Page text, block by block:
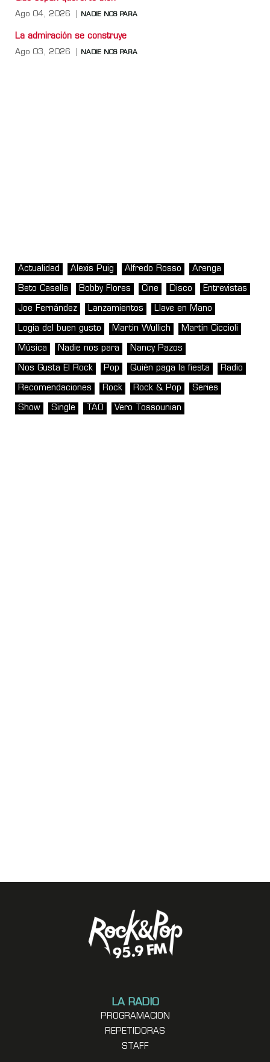
Ago 04, 2026 NADIE NOS PARA
La admiración se construye
Ago 03, 2026 NADIE NOS PARA
Actualidad Alexis Puig Alfredo Rosso Arenga
Beto Casella Bobby Flores Cine Disco Entrevistas
Joe Fernández Lanzamientos Llave en Mano
Logia del buen gusto Martin Wullich Martín Ciccioli
Música Nadie nos para Nancy Pazos
Nos Gusta El Rock Pop Quién paga la fiesta Radio
Recomendaciones Rock Rock & Pop Series
Show Single TAO Vero Tossounian
LA RADIO
PROGRAMACION
REPETIDORAS
STAFF